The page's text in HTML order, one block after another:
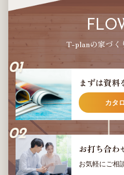
T-planの家づく
まずは資料
カタ
お打ち合わ
お気軽にご相